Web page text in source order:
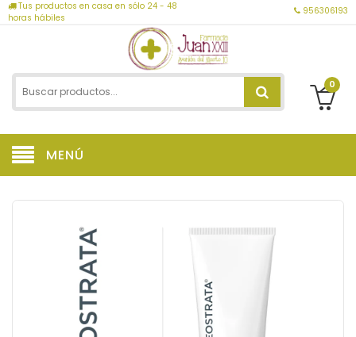
Tus productos en casa en sólo 24 - 48
horas hábiles
956306193
0
MENÚ